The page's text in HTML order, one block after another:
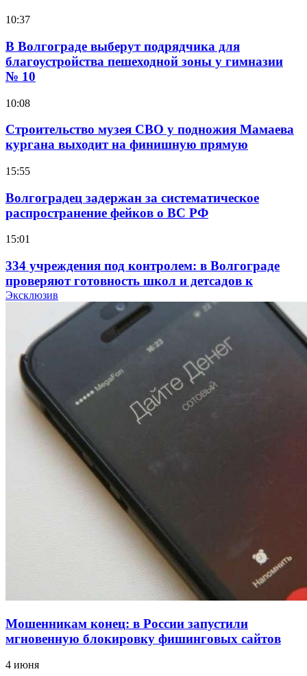
10:37
В Волгограде выберут подрядчика для
благоустройства пешеходной зоны у гимназии
№ 10
10:08
Строительство музея СВО у подножия Мамаева
кургана выходит на финишную прямую
15:55
Волгоградец задержан за систематическое
распространение фейков о ВС РФ
15:01
334 учреждения под контролем: в Волгограде
проверяют готовность школ и детсадов к
учебному году
Покушение на убийство в Волгограде: девушка
напала на незнакомую женщину с ножом
12:39
Сладкий праздник в Волгограде: в Центральном
парке прошёл фестиваль „Арбузный переполох“
Волгоградские компании нарастили экспорт:
заключены контракты на 3,6 млн долларов
Эксклюзив
Мошенникам конец: в России запустили
мгновенную блокировку фишинговых сайтов
4 июня